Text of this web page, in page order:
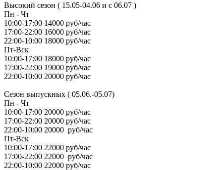
Высокий сезон ( 15.05-04.06 и с 06.07 )
Пн - Чт
10:00-17:00 14000 руб/час
17:00-22:00 16000 руб/час
22:00-10:00 18000 руб/час
Пт-Вск
10:00-17:00 18000 руб/час
17:00-22:00 19000 руб/час
22:00-10:00 20000 руб/час
Сезон выпускных ( 05.06.-05.07)
Пн - Чт
10:00-17:00 20000 руб/час
17:00-22:00 20000 руб/час
22:00-10:00 20000 руб/час
Пт-Вск
10:00-17:00 22000 руб/час
17:00-22:00 22000 руб/час
22:00-10:00 22000 руб/час